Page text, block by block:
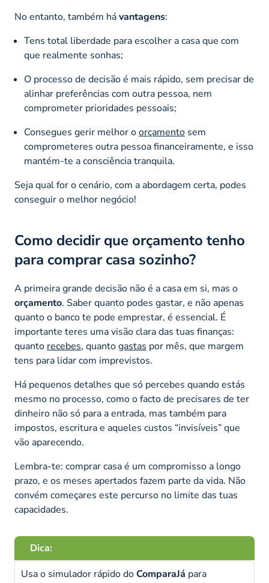
No entanto, também hávantagens:
Tens total liberdade para escolher a casa que com
que realmente sonhas;
O processo de decisão é mais rápido, sem precisar de
alinhar preferências com outra pessoa, nem
comprometer prioridades pessoais;
Consegues gerir melhor oorçamento sem
comprometeres outra pessoa financeiramente, e isso
mantém-te a consciência tranquila.
Seja qual for o cenário, com a abordagem certa, podes
conseguir o melhor negócio!
Como decidir que orçamento tenho
para comprar casa sozinho?
A primeira grande decisão não é a casa em si, mas o
orçamento. Saber quanto podes gastar, e não apenas
quanto o banco te pode emprestar, é essencial. É
importante teres uma visão clara das tuas finanças:
quanto recebes, quantogastas por mês, que margem
tens para lidar com imprevistos.
Há pequenos detalhes que só percebes quando estás
mesmo no processo, como o facto de precisares de ter
dinheiro não só para a entrada, mas também para
impostos, escritura e aqueles custos “invisíveis” que
vão aparecendo.
Lembra-te: comprar casa é um compromisso a longo
prazo, e os meses apertados fazem parte da vida. Não
convém começares este percurso no limite das tuas
capacidades.
Dica:
Usa o simulador rápido doComparaJá para